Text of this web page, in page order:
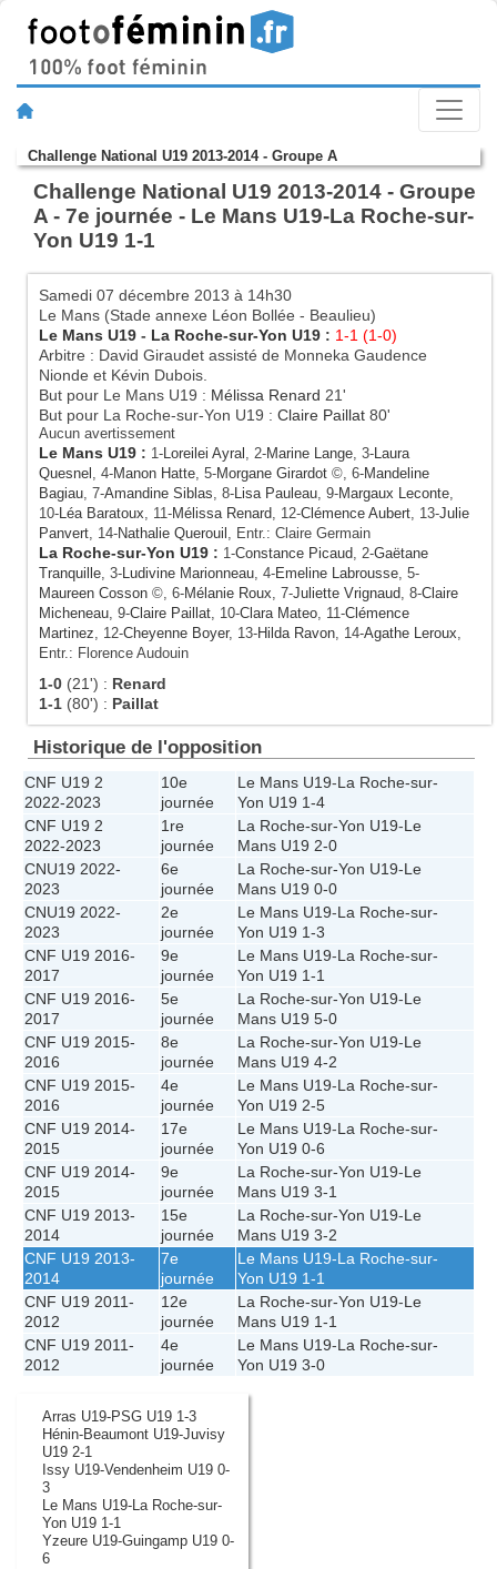
Challenge National U19 2013-2014 - Groupe A
Challenge National U19 2013-2014 - Groupe
A - 7e journée - Le Mans U19-La Roche-sur-
Yon U19 1-1
Samedi 07 décembre 2013 à 14h30
Le Mans (Stade annexe Léon Bollée - Beaulieu)
Le Mans U19 - La Roche-sur-Yon U19 : 1-1 (1-0)
Arbitre : David Giraudet assisté de Monneka Gaudence
Nionde et Kévin Dubois.
But pour Le Mans U19 : Mélissa Renard 21'
But pour La Roche-sur-Yon U19 : Claire Paillat 80'
Aucun avertissement
Le Mans U19 : 1-Loreilei Ayral , 2-Marine Lange, 3-Laura
Quesnel , 4-Manon Hatte, 5-Morgane Girardot ©, 6-Mandeline
Bagiau, 7-Amandine Siblas, 8-Lisa Pauleau, 9-Margaux Leconte,
10-Léa Baratoux, 11-Mélissa Renard, 12-Clémence Aubert, 13-Julie
Panvert, 14-Nathalie Querouil , Entr.: Claire Germain
La Roche-sur-Yon U19 : 1-Constance Picaud, 2-Gaëtane
Tranquille, 3-Ludivine Marionneau, 4-Emeline Labrousse, 5-
Maureen Cosson ©, 6-Mélanie Roux, 7-Juliette Vrignaud, 8-Claire
Micheneau, 9-Claire Paillat, 10-Clara Mateo, 11-Clémence
Martinez, 12-Cheyenne Boyer, 13-Hilda Ravon, 14-Agathe Leroux,
Entr.: Florence Audouin
1-0 (21') : Renard
1-1 (80') : Paillat
Historique de l'opposition
CNF U19 2
2022-2023
10e
journée
Le Mans U19-La Roche-sur-
Yon U19 1-4
CNF U19 2
2022-2023
1re
journée
La Roche-sur-Yon U19-Le
Mans U19 2-0
CNU19 2022-
2023
6e
journée
La Roche-sur-Yon U19-Le
Mans U19 0-0
CNU19 2022-
2023
2e
journée
Le Mans U19-La Roche-sur-
Yon U19 1-3
CNF U19 2016-
2017
9e
journée
Le Mans U19-La Roche-sur-
Yon U19 1-1
CNF U19 2016-
2017
5e
journée
La Roche-sur-Yon U19-Le
Mans U19 5-0
CNF U19 2015-
2016
8e
journée
La Roche-sur-Yon U19-Le
Mans U19 4-2
CNF U19 2015-
2016
4e
journée
Le Mans U19-La Roche-sur-
Yon U19 2-5
CNF U19 2014-
2015
17e
journée
Le Mans U19-La Roche-sur-
Yon U19 0-6
CNF U19 2014-
2015
9e
journée
La Roche-sur-Yon U19-Le
Mans U19 3-1
CNF U19 2013-
2014
15e
journée
La Roche-sur-Yon U19-Le
Mans U19 3-2
CNF U19 2013-
2014
7e
journée
Le Mans U19-La Roche-sur-
Yon U19 1-1
CNF U19 2011-
2012
12e
journée
La Roche-sur-Yon U19-Le
Mans U19 1-1
CNF U19 2011-
2012
4e
journée
Le Mans U19-La Roche-sur-
Yon U19 3-0
Arras U19-PSG U19 1-3
Hénin-Beaumont U19-Juvisy
U19 2-1
Issy U19-Vendenheim U19 0-
3
Le Mans U19-La Roche-sur-
Yon U19 1-1
Yzeure U19-Guingamp U19 0-
6